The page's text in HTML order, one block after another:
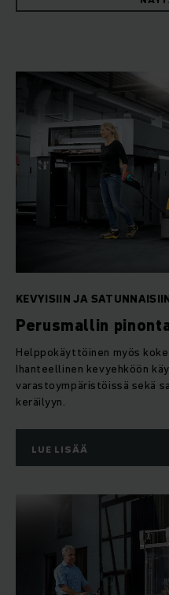
KEVYISIIN JA
Perusmallin
Helppokäyttöinen myös
Ihanteellinen kevyehköön
varastoympäristöissä sekä
keräilyyn.
LUE LISÄÄ